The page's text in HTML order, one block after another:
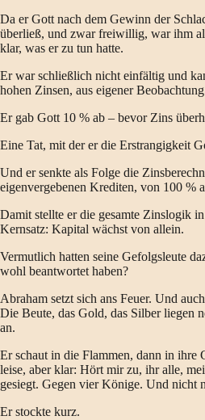
Da er Gott nach dem Gewinn der
überließ, und zwar freiwillig, war ihm
klar, was er zu tun hatte.
Er war schließlich nicht einfältig und
hohen Zinsen, aus eigener
Er gab Gott 10 % ab – bevor Zins
Eine Tat, mit der er die Erstrangigkeit
Und er senkte als Folge die
eigenvergebenen Krediten, von 100 %
Damit stellte er die gesamte Zinslogik
Kernsatz: Kapital wächst von allein.
Vermutlich hatten seine Gefolgsleute
wohl beantwortet haben?
Abraham setzt sich ans Feuer. Und
Die Beute, das Gold, das Silber liegen
an.
Er schaut in die Flammen, dann in ihre
leise, aber klar: Hört mir zu, ihr alle,
gesiegt. Gegen vier Könige. Und nicht
Er stockte kurz.